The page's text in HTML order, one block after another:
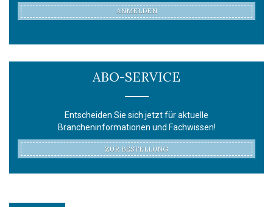
ANMELDEN
ABO-SERVICE
Entscheiden Sie sich jetzt für aktuelle
Brancheninformationen und Fachwissen!
ZUR BESTELLUNG